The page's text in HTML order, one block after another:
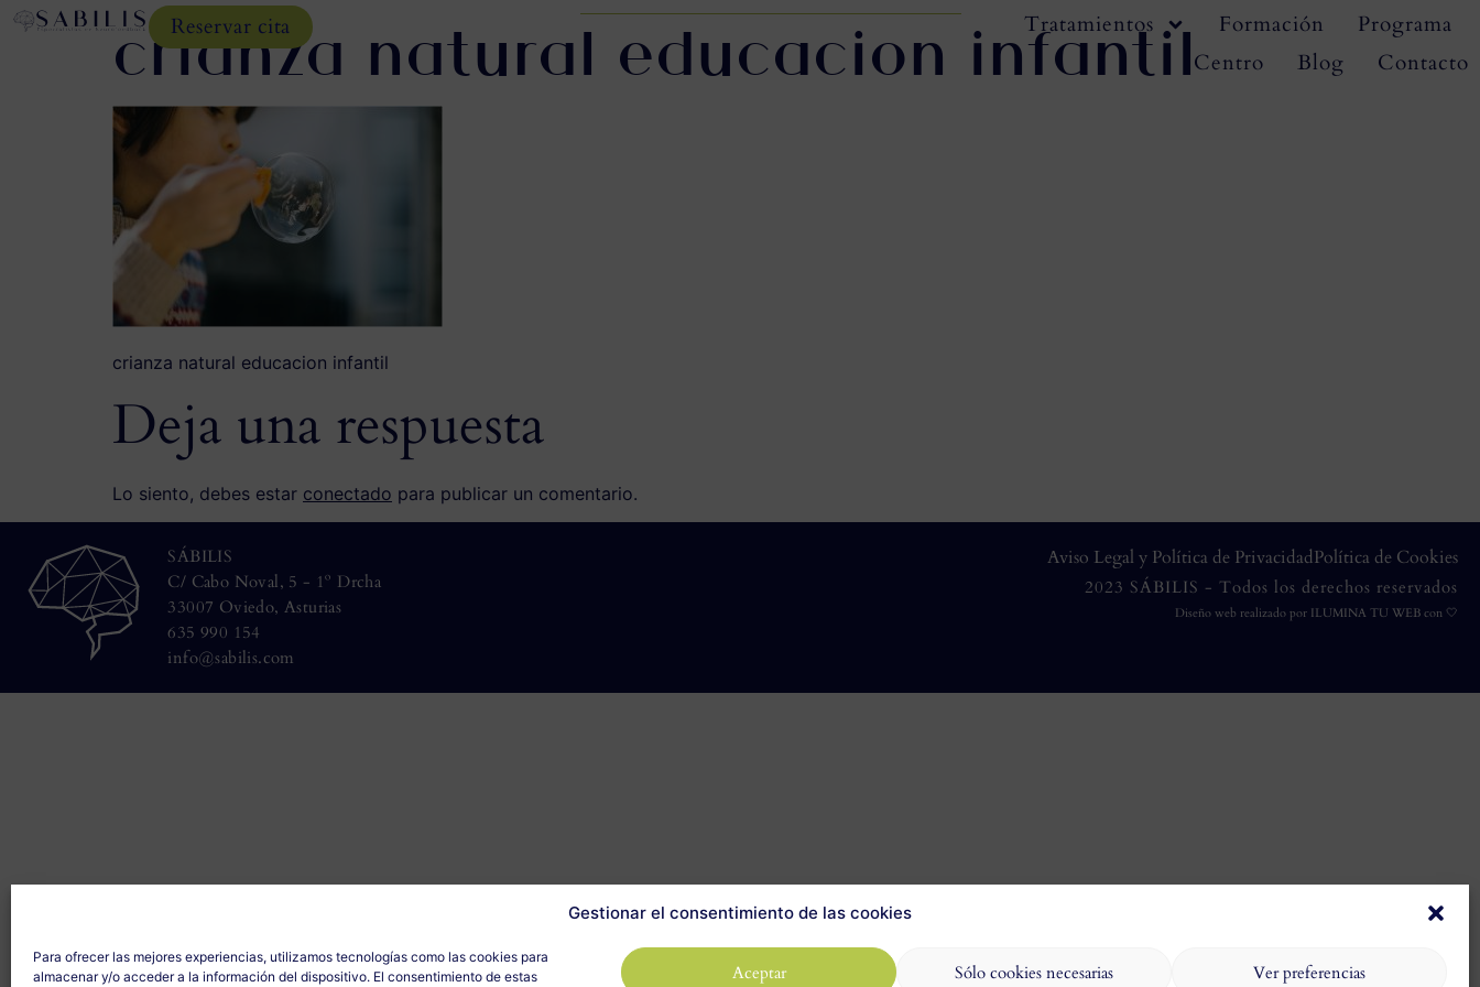
Gestionar el consentimiento de las cookies
Para ofrecer las mejores experiencias, utilizamos tecnologías como las cookies para
almacenar y/o acceder a la información del dispositivo. El consentimiento de estas
Aceptar Sólo cookies necesarias Ver preferencias
Reservar cita Tratamientos Formación
Programa
Centro
Blog Contacto
crianza natural educacion infantil
crianza natural educacion infantil
Deja una respuesta
Lo siento, debes estar conectado para publicar un comentario.
SÁBILIS
C/ Cabo Noval, 5 - 1º Drcha
33007 Oviedo, Asturias
635 990 154
info@sabilis.com
Aviso Legal y Política de PrivacidadPolítica de Cookies
2023 SÁBILIS - Todos los derechos reservados
Diseño web realizado por ILUMINA TU WEBcon 🤍